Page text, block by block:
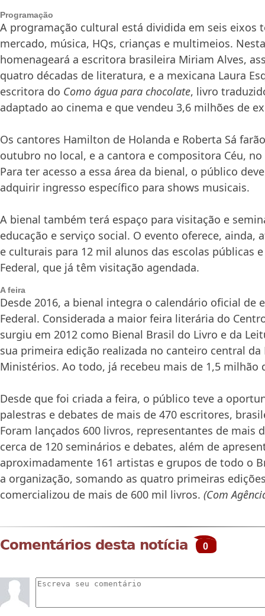
Programação
A programação cultural está dividida em seis eixos
mercado, música, HQs, crianças e multimeios.
homenageará a escritora brasileira Miriam Alves,
quatro décadas de literatura, e a mexicana Laura
escritora do Como água para chocolate, livro
adaptado ao cinema e que vendeu 3,6 milhões de
Os cantores Hamilton de Holanda e Roberta Sá
outubro no local, e a cantora e compositora Céu,
Para ter acesso a essa área da bienal, o público
adquirir ingresso específico para shows musicais.
A bienal também terá espaço para visitação e
educação e serviço social. O evento oferece, ainda,
e culturais para 12 mil alunos das escolas públicas
Federal, que já têm visitação agendada.
A feira
Desde 2016, a bienal integra o calendário oficial de
Federal. Considerada a maior feira literária do
surgiu em 2012 como Bienal Brasil do Livro e da
sua primeira edição realizada no canteiro central da
Ministérios. Ao todo, já recebeu mais de 1,5 milhão
Desde que foi criada a feira, o público teve a
palestras e debates de mais de 470 escritores,
Foram lançados 600 livros, representantes de mais
cerca de 120 seminários e debates, além de
aproximadamente 161 artistas e grupos de todo o
a organização, somando as quatro primeiras
comercializou de mais de 600 mil livros. (Com
Comentários desta notícia 0